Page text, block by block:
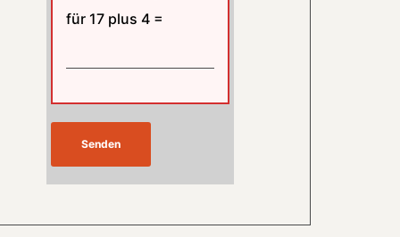
für 17 plus 4 =